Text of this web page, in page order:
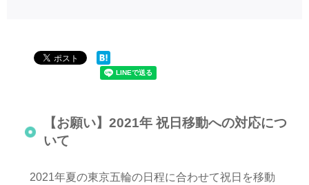
【お願い】2021年 祝日移動への対応につ
いて
2021年夏の東京五輪の日程に合わせて祝日を移動